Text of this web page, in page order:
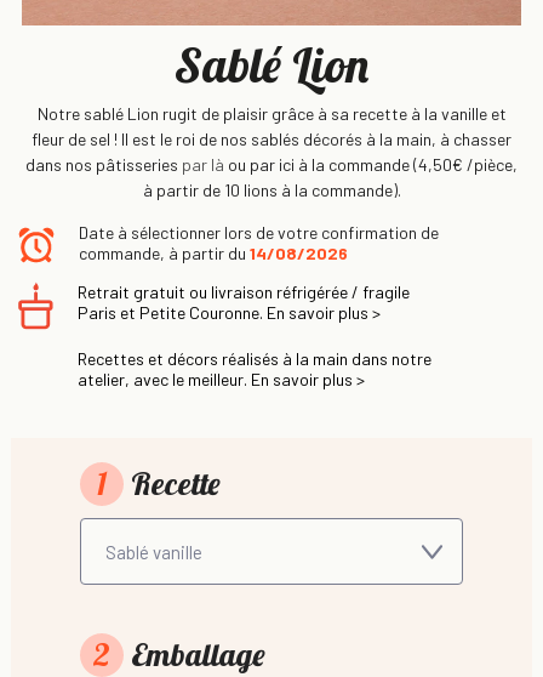
Sablé Lion
Notre sablé Lion rugit de plaisir grâce à sa recette à la vanille et
fleur de sel ! Il est le roi de nos sablés décorés à la main, à chasser
dans nos pâtisseries par là ou par ici à la commande (4,50€ /pièce,
à partir de 10 lions à la commande).
Date à sélectionner lors de votre confirmation de
commande, à partir du 14/08/2026
Retrait gratuit ou livraison réfrigérée / fragile
Paris et Petite Couronne. En savoir plus >
Recettes et décors réalisés à la main dans notre
atelier, avec le meilleur. En savoir plus >
1 Recette
2 Emballage